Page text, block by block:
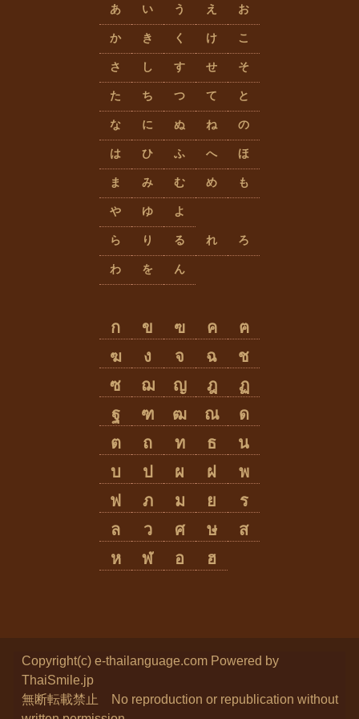
あ い う え お
か き く け こ
さ し す せ そ
た ち つ て と
な に ぬ ね の
は ひ ふ へ ほ
ま み む め も
や ゆ よ
ら り る れ ろ
わ を ん
ก ข ฃ ค
ฅ
ฆ
ง จ ฉ
ช
ซ
ฌ ญ ฎ
ฏ
ฐ
ฑ ฒ ณ
ด
ต
ถ ท ธ
น
บ
ป ผ ฝ
พ
ฟ
ภ ม ย
ร
ล
ว ศ ษ
ส
ห
ฬ อ ฮ
Copyright(c) e-thailanguage.com Powered by
ThaiSmile.jp
無断転載禁止 No reproduction or republication without